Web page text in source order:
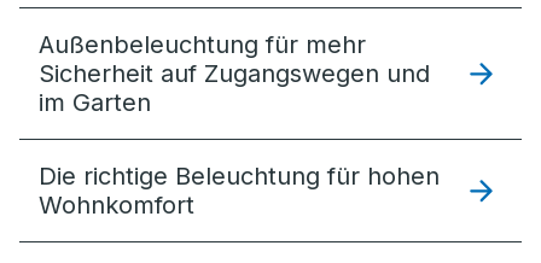
Außenbeleuchtung für mehr
Sicherheit auf Zugangswegen und
im Garten
Die richtige Beleuchtung für hohen
Wohnkomfort